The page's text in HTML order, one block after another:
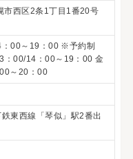
市西区2条1丁目1番20号
00～19：00 ※予約制
：00/14：00～19：00 金
～20：00
東西線「琴似」駅2番出